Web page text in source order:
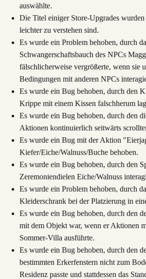
auswählte.
Die Titel einiger Store-Upgrades wurden
leichter zu verstehen sind.
Es wurde ein Problem behoben, durch
Schwangerschaftsbauch des NPCs
fälschlicherweise vergrößerte, wenn sie
Bedingungen mit anderen NPCs
Es wurde ein Bug behoben, durch den
Krippe mit einem Kissen falschherum
Es wurde ein Bug behoben, durch den
Aktionen kontinuierlich seitwärts
Es wurde ein Bug mit der Aktion
Kiefer/Eiche/Walnuss/Buche behoben.
Es wurde ein Bug behoben, durch den
Zeremoniendielen Eiche/Walnuss
Es wurde ein Problem behoben, durch
Kleiderschrank bei der Platzierung in
Es wurde ein Bug behoben, durch den
mit dem Objekt war, wenn er Aktionen
Sommer-Villa ausführte.
Es wurde ein Bug behoben, durch den
bestimmten Erkerfenstern nicht zum
Residenz passte und stattdessen das